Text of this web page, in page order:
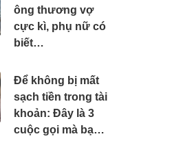
ông thương vợ
cực kì, phụ nữ có
biết…
Để không bị mất
sạch tiền trong tài
khoản: Đây là 3
cuộc gọi mà bạn